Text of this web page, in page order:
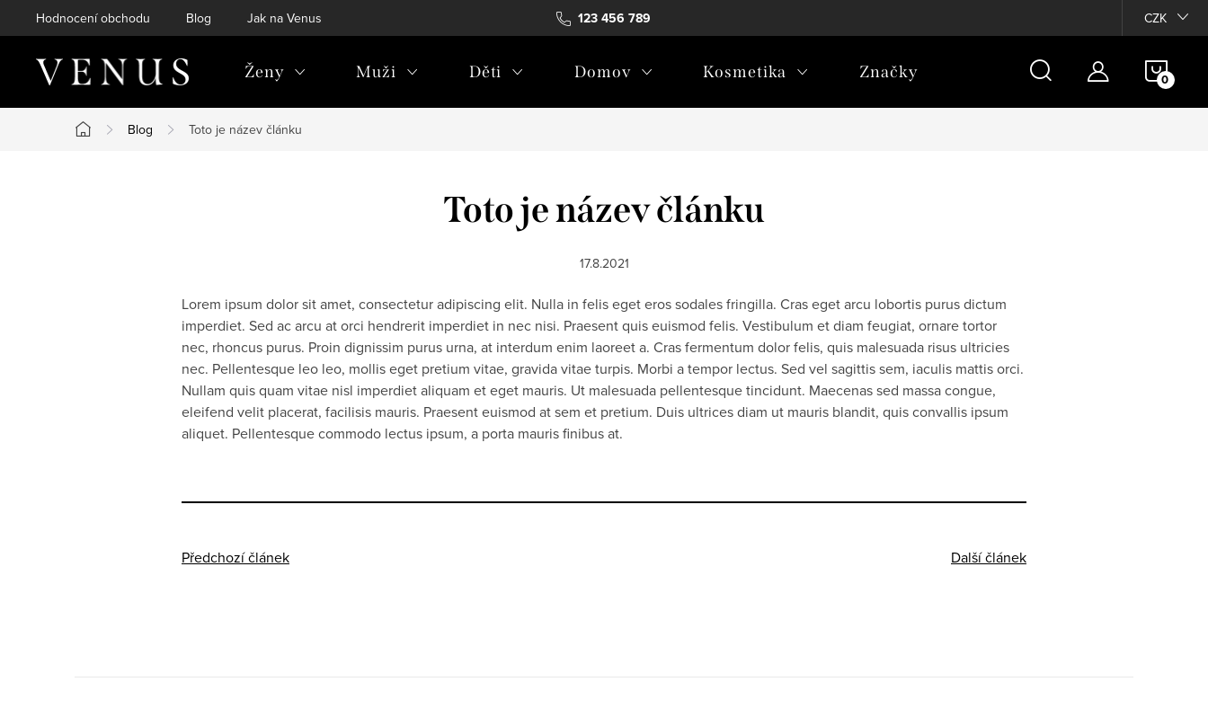
na
123 456 789
Hodnocení obchodu Blog Jak na Venus CZK
Ženy Muži Děti Domov Kosmetika Značky
Domů
Blog Toto je název článku
Toto je název článku
17.8.2021
Lorem ipsum dolor sit amet, consectetur adipiscing elit. Nulla in felis eget eros sodales fringilla. Cras eget arcu lobortis purus dictum
imperdiet. Sed ac arcu at orci hendrerit imperdiet in nec nisi. Praesent quis euismod felis. Vestibulum et diam feugiat, ornare tortor
nec, rhoncus purus. Proin dignissim purus urna, at interdum enim laoreet a. Cras fermentum dolor felis, quis malesuada risus ultricies
nec. Pellentesque leo leo, mollis eget pretium vitae, gravida vitae turpis. Morbi a tempor lectus. Sed vel sagittis sem, iaculis mattis orci.
Nullam quis quam vitae nisl imperdiet aliquam et eget mauris. Ut malesuada pellentesque tincidunt. Maecenas sed massa congue,
eleifend velit placerat, facilisis mauris. Praesent euismod at sem et pretium. Duis ultrices diam ut mauris blandit, quis convallis ipsum
aliquet. Pellentesque commodo lectus ipsum, a porta mauris finibus at.
Předchozí článek Další článek